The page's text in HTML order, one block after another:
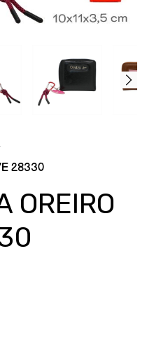
28330
OREIRO